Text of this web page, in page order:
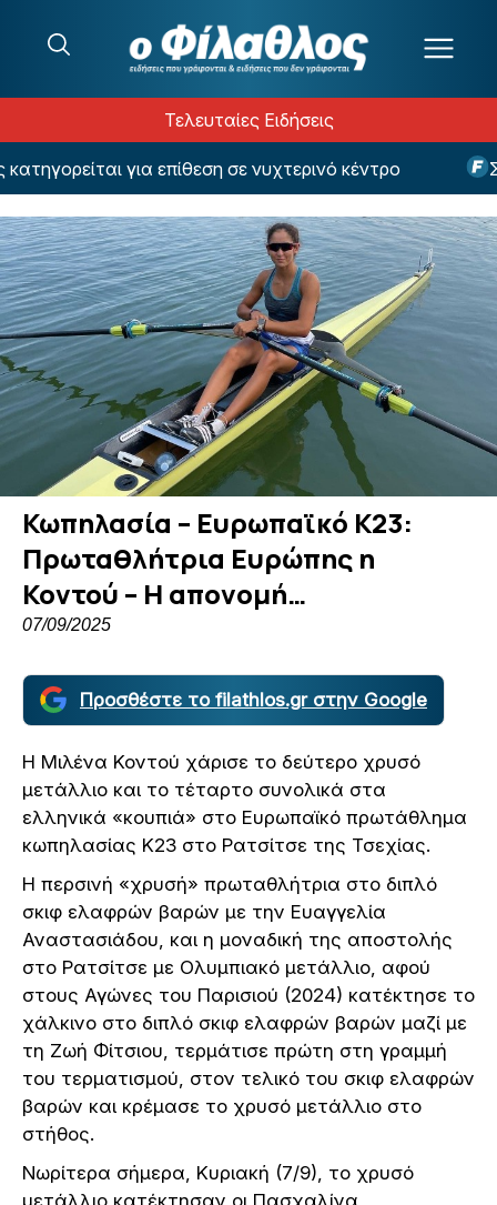
Τελευταίες Ειδήσεις
για επίθεση σε νυχτερινό κέντρο Σε
Κωπηλασία – Ευρωπαϊκό Κ23:
Πρωταθλήτρια Ευρώπης η
Κοντού – Η απονομή…
07/09/2025
Προσθέστε το filathlos.gr στην Google
Η Μιλένα Κοντού χάρισε το δεύτερο χρυσό
μετάλλιο και το τέταρτο συνολικά στα
ελληνικά «κουπιά» στο Ευρωπαϊκό πρωτάθλημα
κωπηλασίας Κ23 στο Ρατσίτσε της Τσεχίας.
Η περσινή «χρυσή» πρωταθλήτρια στο διπλό
σκιφ ελαφρών βαρών με την Ευαγγελία
Αναστασιάδου, και η μοναδική της αποστολής
στο Ρατσίτσε με Ολυμπιακό μετάλλιο, αφού
στους Αγώνες του Παρισιού (2024) κατέκτησε το
χάλκινο στο διπλό σκιφ ελαφρών βαρών μαζί με
τη Ζωή Φίτσιου, τερμάτισε πρώτη στη γραμμή
του τερματισμού, στον τελικό του σκιφ ελαφρών
βαρών και κρέμασε το χρυσό μετάλλιο στο
στήθος.
Νωρίτερα σήμερα, Κυριακή (7/9), το χρυσό
μετάλλιο κατέκτησαν οι Πασχαλίνα